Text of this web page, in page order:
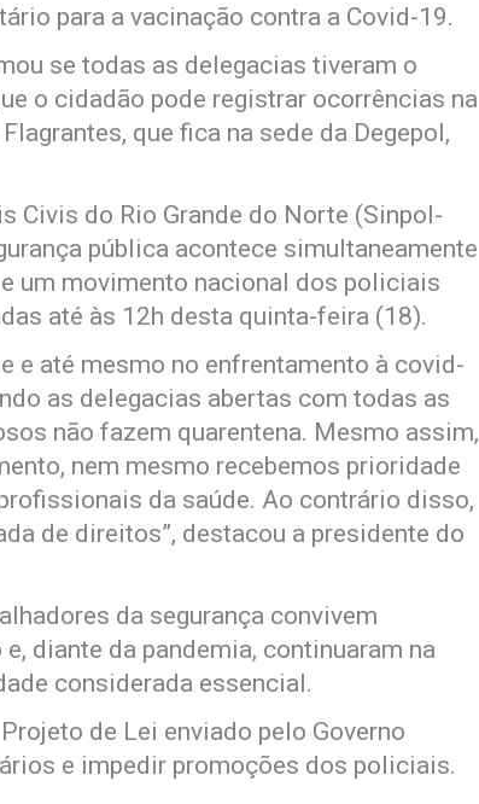
para a vacinação contra a Covid-19.
se todas as delegacias tiveram o
o cidadão pode registrar ocorrências na
que fica na sede da Degepol,
Civis do Rio Grande do Norte (Sinpol-
pública acontece simultaneamente
um movimento nacional dos policiais
até às 12h desta quinta-feira (18).
e até mesmo no enfrentamento à covid-
as delegacias abertas com todas as
não fazem quarentena. Mesmo assim,
nem mesmo recebemos prioridade
da saúde. Ao contrário disso,
de direitos”, destacou a presidente do
da segurança convivem
diante da pandemia, continuaram na
considerada essencial.
de Lei enviado pelo Governo
e impedir promoções dos policiais.